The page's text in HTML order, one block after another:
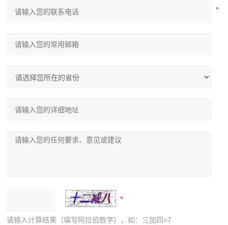
请输入计算结果（填写阿拉伯数字），如：三加四=7